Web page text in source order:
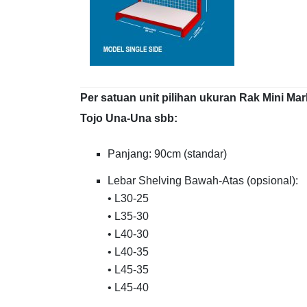
Per satuan unit pilihan ukuran Rak Mini
Tojo Una-Una sbb:
Panjang: 90cm (standar)
Lebar Shelving Bawah-Atas (opsional):
• L30-25
• L35-30
• L40-30
• L40-35
• L45-35
• L45-40